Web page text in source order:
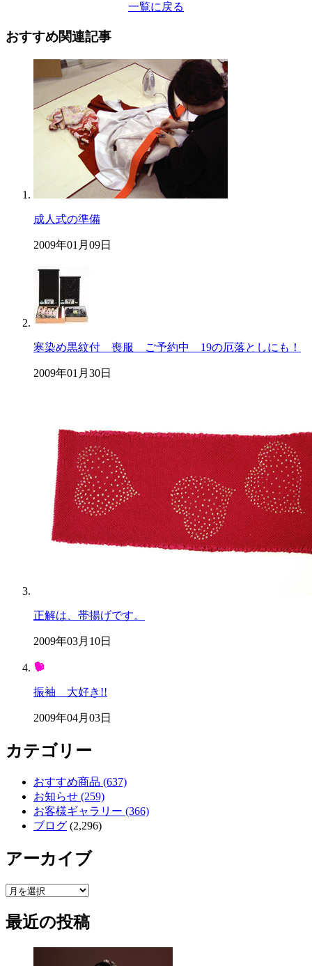
一覧に戻る
おすすめ関連記事
成人式の準備
2009年01月09日
寒染め黒紋付 喪服 ご予約中 19の厄落としにも！
2009年01月30日
正解は、帯揚げです。
2009年03月10日
振袖 大好き!!
2009年04月03日
カテゴリー
おすすめ商品 (637)
お知らせ (259)
お客様ギャラリー (366)
ブログ (2,296)
アーカイブ
ア
カ
イ
最近の投稿